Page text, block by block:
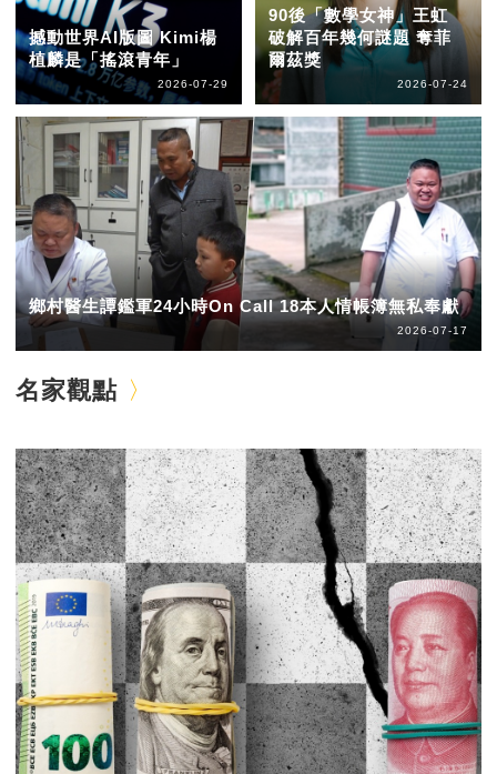
撼動世界AI版圖 Kimi楊
植麟是「搖滾青年」
2026-07-29
90後「數學女神」王虹
破解百年幾何謎題 奪菲
爾茲獎
2026-07-24
鄉村醫生譚鑑軍24小時On Call 18本人情帳簿無私奉獻
2026-07-17
名家觀點